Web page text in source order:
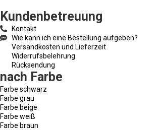
Kundenbetreuung
Kontakt
Wie kann ich eine Bestellung aufgeben?
Versandkosten und Lieferzeit
Widerrufsbelehrung
Rücksendung
nach Farbe
Farbe schwarz
Farbe grau
Farbe beige
Farbe weiß
Farbe braun